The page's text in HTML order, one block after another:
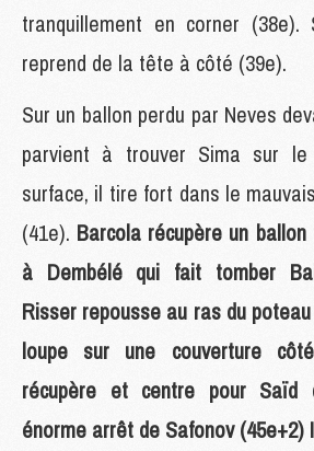
tranquillement en corner (38e).
reprend de la tête à côté (39e).
Sur un ballon perdu par Neves
parvient à trouver Sima sur
surface, il tire fort dans le
(41e). Barcola récupère un
à Dembélé qui fait tomber
Risser repousse au ras du
loupe sur une couverture
récupère et centre pour Saïd
énorme arrêt de Safonov (45e+2) !